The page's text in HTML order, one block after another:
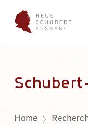
Home